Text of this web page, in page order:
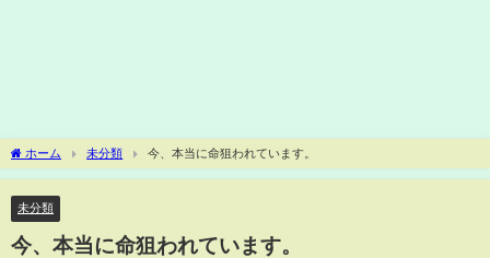
ホーム 未分類 今、本当に命狙われています。
未分類
今、本当に命狙われています。